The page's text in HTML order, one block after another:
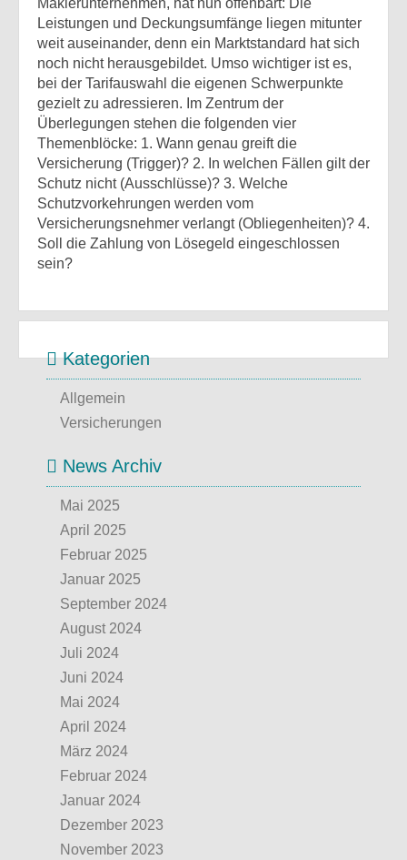
Maklerunternehmen, hat nun offenbart: Die
Leistungen und Deckungsumfänge liegen mitunter
weit auseinander, denn ein Marktstandard hat sich
noch nicht herausgebildet. Umso wichtiger ist es,
bei der Tarifauswahl die eigenen Schwerpunkte
gezielt zu adressieren. Im Zentrum der
Überlegungen stehen die folgenden vier
Themenblöcke: 1. Wann genau greift die
Versicherung (Trigger)? 2. In welchen Fällen gilt der
Schutz nicht (Ausschlüsse)? 3. Welche
Schutzvorkehrungen werden vom
Versicherungsnehmer verlangt (Obliegenheiten)? 4.
Soll die Zahlung von Lösegeld eingeschlossen
sein?
Kategorien
Allgemein
Versicherungen
News Archiv
Mai 2025
April 2025
Februar 2025
Januar 2025
September 2024
August 2024
Juli 2024
Juni 2024
Mai 2024
April 2024
März 2024
Februar 2024
Januar 2024
Dezember 2023
November 2023